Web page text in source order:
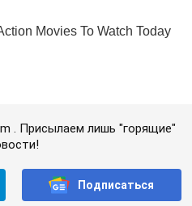
. Присылаем лишь "горящие"
Подписаться